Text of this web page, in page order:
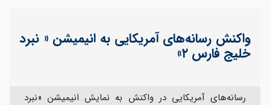
واکنش رسانه‌های آمریکایی به انیمیشن « نبرد
خلیج فارس ۲»
رسانه‌های آمریکایی در واکنش به نمایش انیمیشن «نبرد